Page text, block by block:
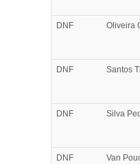
DNF
Oliveira
DNF
Santos
DNF
Silva
DNF
Van